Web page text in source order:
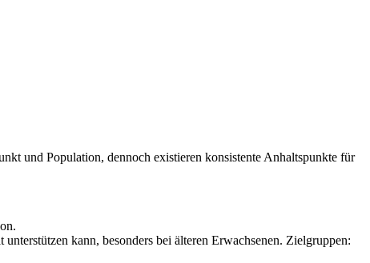
und Population, dennoch existieren konsistente Anhaltspunkte für
kann, besonders bei älteren Erwachsenen. Zielgruppen: